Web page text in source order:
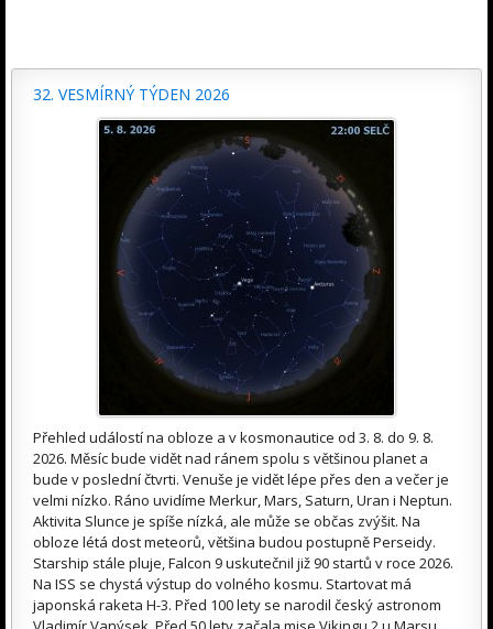
32. VESMÍRNÝ TÝDEN 2026
Přehled událostí na obloze a v kosmonautice od 3. 8. do 9. 8.
2026. Měsíc bude vidět nad ránem spolu s většinou planet a
bude v poslední čtvrti. Venuše je vidět lépe přes den a večer je
velmi nízko. Ráno uvidíme Merkur, Mars, Saturn, Uran i Neptun.
Aktivita Slunce je spíše nízká, ale může se občas zvýšit. Na
obloze létá dost meteorů, většina budou postupně Perseidy.
Starship stále pluje, Falcon 9 uskutečnil již 90 startů v roce 2026.
Na ISS se chystá výstup do volného kosmu. Startovat má
japonská raketa H-3. Před 100 lety se narodil český astronom